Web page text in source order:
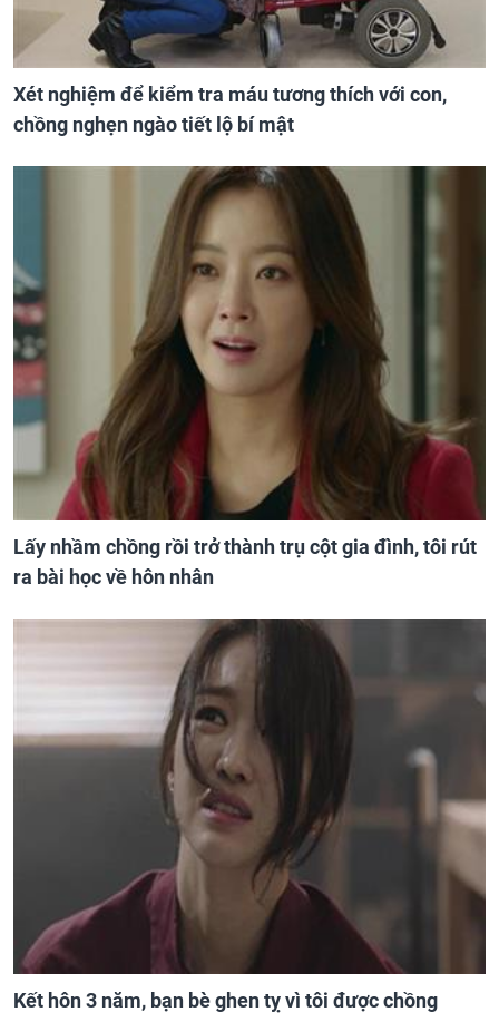
Xét nghiệm để kiểm tra máu tương thích với con,
chồng nghẹn ngào tiết lộ bí mật
Lấy nhầm chồng rồi trở thành trụ cột gia đình, tôi rút
ra bài học về hôn nhân
Kết hôn 3 năm, bạn bè ghen tỵ vì tôi được chồng